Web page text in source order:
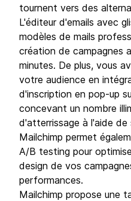
tournent vers des
L'éditeur d'emails avec
modèles de mails
création de campagnes
minutes. De plus, vous
votre audience en
d'inscription en pop-up
concevant un nombre
d'atterrissage à l'aide de
Mailchimp permet
A/B testing pour
design de vos
performances.
Mailchimp propose une